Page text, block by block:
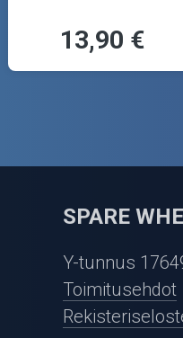
13,90 €
SPARE
Y-tunnus
Toimitusehdot